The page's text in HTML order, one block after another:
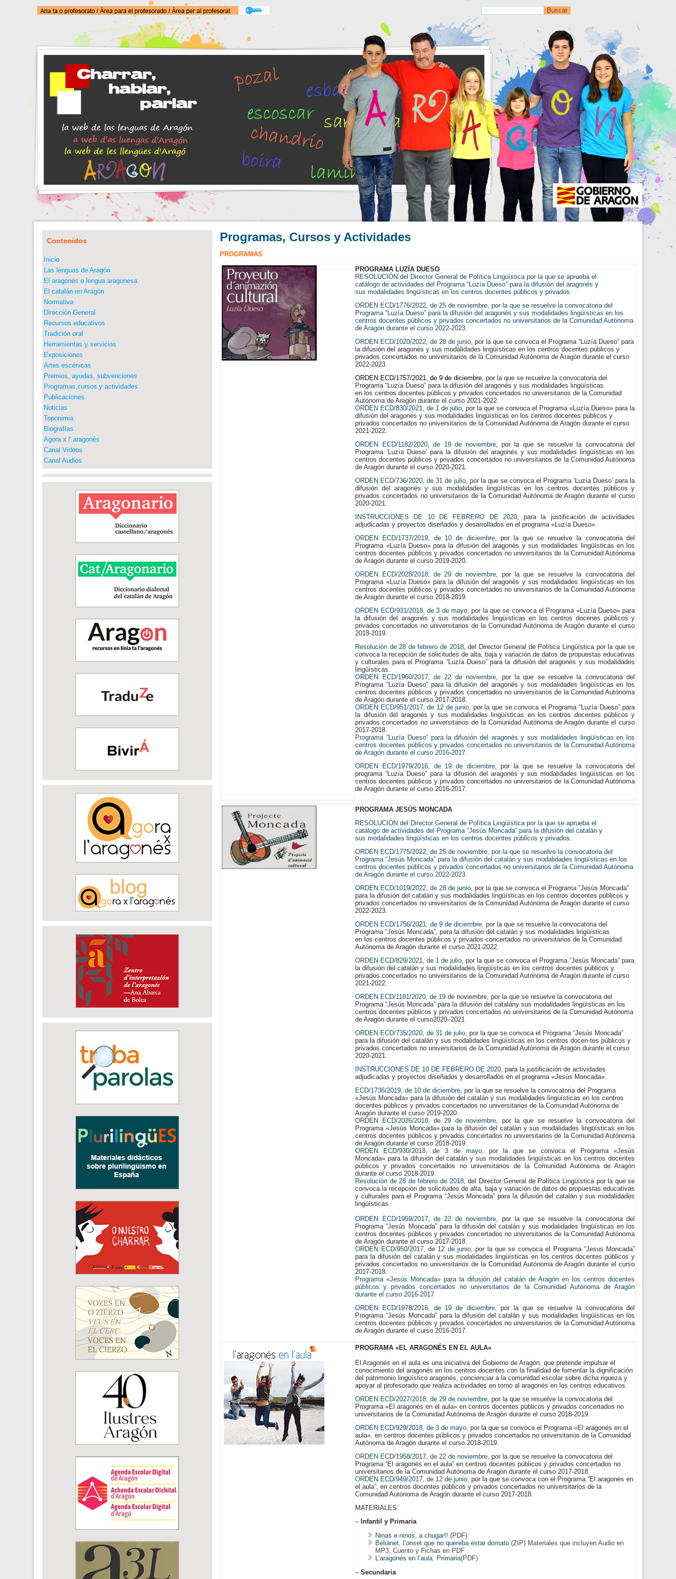
Contenidos
Inicio
Las lenguas de Aragón
El aragonés o lengua aragonesa
El catalán en Aragón
Normativa
Dirección General
Recursos educativos
Tradición oral
Herramientas y servicios
Exposiciones
Artes escénicas
Premios, ayudas, subvenciones
Programas,cursos y actividades
Publicaciones
Noticias
Toponimia
Biografías
Agora x l' aragonés
Canal Videos
Canal Audios
Programas, Cursos y Actividades
PROGRAMAS
PROGRAMA LUZÍA DUESO
RESOLUCIÓN del Director General de Política Lingüística por la que se aprueba el
catálogo de actividades del Programa “Luzía Dueso” para la difusión del aragonés y
sus modalidades lingüísticas en los centros docentes públicos y privados.
ORDEN ECD/1776/2022, de 25 de noviembre, por la que se resuelve la convocatoria del
Programa “Luzía Dueso” para la difusión del aragonés y sus modalidades lingüísticas en los
centros docentes públicos y privados concertados no universitarios de la Comunidad Autónoma
de Aragón durante el curso 2022-2023.
ORDEN ECD/1020/2022, de 28 de junio, por la que se convoca el Programa “Luzía Dueso” para
la difusión del aragonés y sus modalidades lingüísticas en los centros docentes públicos y
privados concertados no universitarios de la Comunidad Autónoma de Aragón durante el curso
2022-2023.
ORDEN ECD/1757/2021, de 9 de diciembre, por la que se resuelve la convocatoria del
Programa “Luzía Dueso” para la difusión del aragonés y sus modalidades lingüísticas
en los centros docentes públicos y privados concertados no universitarios de la Comunidad
Autónoma de Aragón durante el curso 2021-2022
ORDEN ECD/830/2021, de 1 de julio, por la que se convoca el Programa «Luzía Dueso» para la
difusión del aragonés y sus modalidades lingüísticas en los centros docentes públicos y
privados concertados no universitarios de la Comunidad Autónoma de Aragón durante el curso
2021-2022.
ORDEN ECD/1182/2020, de 19 de noviembre, por la que se resuelve la convocatoria del
Programa ‘Luzía Dueso’ para la difusión del aragonés y sus modalidades lingüísticas en los
centros docentes públicos y privados concertados no universitarios de la Comunidad Autónoma
de Aragón durante el curso 2020-2021.
ORDEN ECD/736/2020, de 31 de julio, por la que se convoca el Programa ‘Luzía Dueso’ para la
difusión del aragonés y sus modalidades lingüísticas en los centros docentes públicos y
privados concertados no universitarios de la Comunidad Autónoma de Aragón durante el curso
2020-2021.
INSTRUCCIONES DE 10 DE FEBRERO DE 2020, para la justificación de actividades
adjudicadas y proyectos diseñados y desarrollados en el programa «Luzía Dueso».
ORDEN ECD/1737/2019, de 10 de diciembre, por la que se resuelve la convocatoria del
Programa «Luzía Dueso» para la difusión del aragonés y sus modalidades lingüísticas en los
centros docentes públicos y privados concertados no universitarios de la Comunidad Autónoma
de Aragón durante el curso 2019-2020.
ORDEN ECD/2028/2018, de 29 de noviembre, por la que se resuelve la convocatoria del
Programa «Luzía Dueso» para la difusión del aragonés y sus modalidades lingüísticas en los
centros docentes públicos y privados concertados no universitarios de la Comunidad Autónoma
de Aragón durante el curso 2018-2019.
ORDEN ECD/931/2018, de 3 de mayo,por la que se convoca el Programa «Luzía Dueso» para
la difusión del aragonés y sus modalidades lingüísticas en los centros docenes públicos y
privados concertados no universitarios de la Comunidad Autónoma de Aragón durante el curso
2018-2019.
Resolución de 28 de febrero de 2018, del Director General de Política Lingüística por la que se
convoca la recepción de solicitudes de alta, baja y variación de datos de propuestas educativas
y culturales para el Programa “Luzía Dueso” para la difusión del aragonés y sus modalidades
lingüísticas.
ORDEN ECD/1960/2017, de 22 de noviembre, por la que se resuelve la convocatoria del
Programa “Luzía Dueso” para la difusión del aragonés y sus modalidades lingüísticas en los
centros docentes públicos y privados concertados no universitarios de la Comunidad Autónoma
de Aragón durante el curso 2017-2018.
ORDEN ECD/951/2017, de 12 de junio, por la que se convoca el Programa “Luzía Dueso” para
la difusión del aragonés y sus modalidades lingüísticas en los centros docentes públicos y
privados concertados no universitarios de la Comunidad Autónoma de Aragón durante el curso
2017-2018.
Programa “Luzía Dueso” para la difusión del aragonés y sus modalidades lingüísticas en los
centros docentes públicos y privados concertados no universitarios de la Comunidad Autónoma
de Aragón durante el curso 2016-2017.
ORDEN ECD/1979/2016, de 19 de diciembre,por la que se resuelve la convocatoria del
programa “Luzía Dueso” para la difusión del aragonés y sus modalidades lingüísticas en los
centros docentes públicos y privados concertados no universitarios de la Comunidad Autónoma
de Aragón durante el curso 2016-2017.
PROGRAMA JESÚS MONCADA
RESOLUCIÓN del Director General de Política Lingüística por la que se aprueba el
catálogo de actividades del Programa “Jesús Moncada” para la difusión del catalán y
sus modalidades lingüísticas en los centros docentes públicos y privados.
ORDEN ECD/1775/2022, de 25 de noviembre, por la que se resuelve la convocatoria del
Programa “Jesús Moncada” para la difusión del catalán y sus modalidades lingüísticas en los
centros docentes públicos y privados concertados no universitarios de la Comunidad Autónoma
de Aragón durante el curso 2022-2023.
ORDEN ECD/1019/2022, de 28 de junio, por la que se convoca el Programa “Jesús Moncada”
para la difusión del catalán y sus modalidades lingüísticas en los centros docentes públicos y
privados concertados no universitarios de la Comunidad Autónoma de Aragón durante el curso
2022-2023.
ORDEN ECD/1756/2021, de 9 de diciembre, por la que se resuelve la convocatoria del
Programa “Jesús Moncada”, para la difusión del catalán y sus modalidades lingüísticas
en los centros docentes públicos y privados concertados no universitarios de la Comunidad
Autónoma de Aragón durante el curso 2021-2022.
ORDEN ECD/829/2021, de 1 de julio, por la que se convoca el Programa “Jesús Moncada” para
la difusión del catalán y sus modalidades lingüísticas en los centros docentes públicos y
privados concertados no universitarios de la Comunidad Autónoma de Aragón durante el curso
2021-2022.
ORDEN ECD/1181/2020,de 19denoviembre,por laqueseresuelve laconvocatoriadel
Programa “Jesús Moncada” para la difusión delcatalány sus modalidades lingüísticas en los
centros docentes públicos y privados concertados no universitarios de laComunidad Autónoma
de Aragón durante el curso2020–2021
ORDEN ECD/735/2020, de 31 de julio, por la que se convoca el Programa “Jesús Moncada”
para la difusión del catalán y sus modalidades lingüísticas en los centros docen-tes públicos y
privados concertados no universitarios de la Comunidad Autónoma de Aragón durante el curso
2020-2021.
INSTRUCCIONES DE 10 DE FEBRERO DE 2020, para la justificación de actividades
adjudicadas y proyectos diseñados y desarrollados en el programa «Jesús Moncada».
ECD/1736/2019, de 10 de diciembre, por la que se resuelve la convocatoria del Programa
«Jesús Moncada» para la difusión del catalán y sus modalidades lingüísticas en los centros
docentes públicos y privados concertados no universitarios de la Comunidad Autónoma de
Aragón durante el curso 2019-2020.
ORDEN ECD/2026/2018, de 29 de noviembre, por la que se resuelve la convocatoria del
Programa «Jesús Moncada» para la difusión del catalán y sus modalidades lingüísticas en los
centros docentes públicos y privados concertados no universitarios de la Comunidad Autónoma
de Aragón durante el curso 2018-2019.
ORDEN ECD/930/2018, de 3 de mayo, por la que se convoca el Programa «Jesús
Moncada» para la difusión del catalán y sus modalidades lingüísticas en los centros docentes
públicos y privados concertados no universitarios de la Comunidad Autónoma de Aragón
durante el curso 2018-2019.
Resolución de 28 de febrero de 2018, del Director General de Política Lingüística por la que se
convoca la recepción de solicitudes de alta, baja y variación de datos de propuestas educativas
y culturales para el Programa “Jesús Moncada” para la difusión del catalán y sus modalidades
lingüísticas.
ORDEN ECD/1959/2017, de 22 de noviembre, por la que se resuelve la convocatoria del
Programa “Jesús Moncada” para la difusión del catalán y sus modalidades lingüísticas en los
centros docentes públicos y privados concertados no universitarios de la Comunidad Autónoma
de Aragón durante el curso 2017-2018.
ORDEN ECD/950/2017, de 12 de junio,por la que se convoca el Programa “Jesus Moncada”
para la difusión del catalán y sus modalidades lingüísticas en los centros docentes públicos y
privados concertados no universitarios de la Comunidad Autónoma de Aragón durante el curso
2017-2018.
Programa «Jesús Moncada» para la difusión del catalán de Aragón en los centros docentes
públicos y privados concertados no universitarios de la Comunidad Autónoma de Aragón
durante el curso 2016-2017
ORDEN ECD/1978/2016, de 19 de diciembre,por la que se resuelve la convocatoria del
Programa “Jesús Moncada” para la difusión del catalán y sus modalidades lingüísticas en los
centros docentes públicos y privados concertados no universitarios de la Comunidad Autónoma
de Aragón durante el curso 2016-2017.
PROGRAMA «EL ARAGONÉS EN EL AULA»
El Aragonés en el aula es una iniciativa del Gobierno de Aragón, que pretende impulsar el
conocimiento del aragonés en los centros docentes con la finalidad de fomentar la dignificación
del patrimonio lingüístico aragonés, concienciar a la comunidad escolar sobre dicha riqueza y
apoyar al profesorado que realiza actividades en torno al aragonés en los centros educativos.
ORDEN ECD/2027/2018, de 29 de noviembre, por la que se resuelve la convocatoria del
Programa «El aragonés en el aula» en centros docentes públicos y privados concertados no
universitarios de la Comunidad Autónoma de Aragón durante el curso 2018-2019.
ORDEN ECD/929/2018, de 3 de mayo, por la que se convoca el Programa «El aragonés en el
aula», en centros docentes públicos y privados concertados no universitarios de la Comunidad
Autónoma de Aragón durante el curso 2018-2019.
ORDEN ECD/1958/2017, de 22 de noviembre, por la que se resuelve la convocatoria del
Programa “El aragonés en el aula” en centros docentes públicos y privados concertados no
universitarios de la Comunidad Autónoma de Aragón durante el curso 2017-2018
ORDEN ECD/949/2017, de 12 de junio,por la que se convoca con el Programa “El aragonés en
el aula”, en centros docentes públicos y privados concertados no universitarios de la
Comunidad Autónoma de Aragón durante el curso 2017-2018.
MATERIALES:
– Infantil y Primaria
Ninas e ninos, a chugar!!(PDF)
Belianet, l’onset que no quereba estar domato (ZIP) Materiales que incluyen Audio en
MP3, Cuento y Fichas en PDF
L’aragonés en l’aula. Primaria(PDF)
–Secundaria